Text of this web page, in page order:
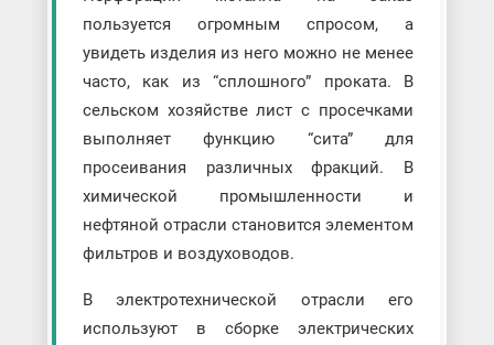
пользуется огромным спросом, а
увидеть изделия из него можно не менее
часто, как из “сплошного” проката. В
сельском хозяйстве лист с просечками
выполняет функцию “сита” для
просеивания различных фракций. В
химической промышленности и
нефтяной отрасли становится элементом
фильтров и воздуховодов.
В электротехнической отрасли его
используют в сборке электрических